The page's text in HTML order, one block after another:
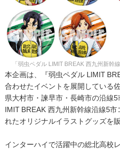
「弱虫ペダル LIMIT BREAK 西九州新幹
本企画は、『弱虫ペダル LIMIT
合わせたイベントを展開している
県大村市・諫早市・長崎市の沿線
IMIT BREAK 西九州新幹線沿線5
れたオリジナルイラストグッズを
インターハイで活躍中の総北高校